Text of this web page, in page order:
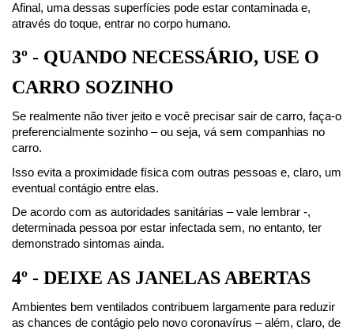
Afinal, uma dessas superfícies pode estar contaminada e,
através do toque, entrar no corpo humano.
3º - QUANDO NECESSÁRIO, USE O
CARRO SOZINHO
Se realmente não tiver jeito e você precisar sair de carro, faça-o
preferencialmente sozinho – ou seja, vá sem companhias no
carro.
Isso evita a proximidade física com outras pessoas e, claro, um
eventual contágio entre elas.
De acordo com as autoridades sanitárias – vale lembrar -,
determinada pessoa por estar infectada sem, no entanto, ter
demonstrado sintomas ainda.
4º - DEIXE AS JANELAS ABERTAS
Ambientes bem ventilados contribuem largamente para reduzir
as chances de contágio pelo novo coronavírus – além, claro, de